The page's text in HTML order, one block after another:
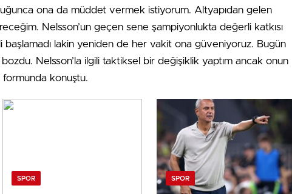
ona da müddet vermek istiyorum. Altyapıdan gelen
Nelsson’un geçen sene şampiyonlukta değerli katkısı
başlamadı lakin yeniden de her vakit ona güveniyoruz. Bugün
Nelsson’la ilgili taktiksel bir değişiklik yaptım ancak onun
formunda konuştu.
SPOR SPOR